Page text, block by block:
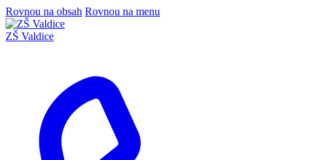
Rovnou na obsah Rovnou na menu
ZŠ Valdice